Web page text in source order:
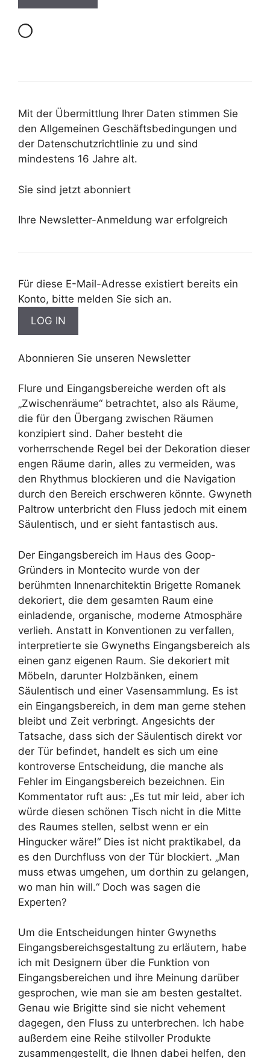
Mit der Übermittlung Ihrer Daten stimmen Sie
den Allgemeinen Geschäftsbedingungen und
der Datenschutzrichtlinie zu und sind
mindestens 16 Jahre alt.
Sie sind jetzt abonniert
Ihre Newsletter-Anmeldung war erfolgreich
Für diese E-Mail-Adresse existiert bereits ein
Konto, bitte melden Sie sich an.
Abonnieren Sie unseren Newsletter
Flure und Eingangsbereiche werden oft als
„Zwischenräume“ betrachtet, also als Räume,
die für den Übergang zwischen Räumen
konzipiert sind. Daher besteht die
vorherrschende Regel bei der Dekoration dieser
engen Räume darin, alles zu vermeiden, was
den Rhythmus blockieren und die Navigation
durch den Bereich erschweren könnte. Gwyneth
Paltrow unterbricht den Fluss jedoch mit einem
Säulentisch, und er sieht fantastisch aus.
Der Eingangsbereich im Haus des Goop-
Gründers in Montecito wurde von der
berühmten Innenarchitektin Brigette Romanek
dekoriert, die dem gesamten Raum eine
einladende, organische, moderne Atmosphäre
verlieh. Anstatt in Konventionen zu verfallen,
interpretierte sie Gwyneths Eingangsbereich als
einen ganz eigenen Raum. Sie dekoriert mit
Möbeln, darunter Holzbänken, einem
Säulentisch und einer Vasensammlung. Es ist
ein Eingangsbereich, in dem man gerne stehen
bleibt und Zeit verbringt. Angesichts der
Tatsache, dass sich der Säulentisch direkt vor
der Tür befindet, handelt es sich um eine
kontroverse Entscheidung, die manche als
Fehler im Eingangsbereich bezeichnen. Ein
Kommentator ruft aus: „Es tut mir leid, aber ich
würde diesen schönen Tisch nicht in die Mitte
des Raumes stellen, selbst wenn er ein
Hingucker wäre!“ Dies ist nicht praktikabel, da
es den Durchfluss von der Tür blockiert. „Man
muss etwas umgehen, um dorthin zu gelangen,
wo man hin will.“ Doch was sagen die
Experten?
Um die Entscheidungen hinter Gwyneths
Eingangsbereichsgestaltung zu erläutern, habe
ich mit Designern über die Funktion von
Eingangsbereichen und ihre Meinung darüber
gesprochen, wie man sie am besten gestaltet.
Genau wie Brigitte sind sie nicht vehement
dagegen, den Fluss zu unterbrechen. Ich habe
außerdem eine Reihe stilvoller Produkte
zusammengestellt, die Ihnen dabei helfen, den